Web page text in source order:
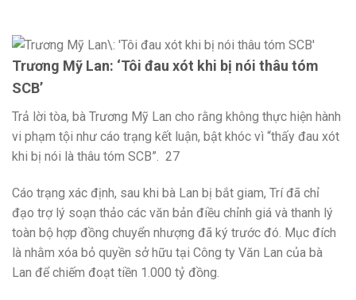
Trương Mỹ Lan: ‘Tôi đau xót khi bị nói thâu tóm
SCB’
Trả lời tòa, bà Trương Mỹ Lan cho rằng không thực hiện hành
vi phạm tội như cáo trạng kết luận, bật khóc vì “thấy đau xót
khi bị nói là thâu tóm SCB”. 27
Cáo trạng xác định, sau khi bà Lan bị bắt giam, Trí đã chỉ
đạo trợ lý soạn thảo các văn bản điều chỉnh giá và thanh lý
toàn bộ hợp đồng chuyển nhượng đã ký trước đó. Mục đích
là nhằm xóa bỏ quyền sở hữu tại Công ty Văn Lan của bà
Lan để chiếm đoạt tiền 1.000 tỷ đồng.